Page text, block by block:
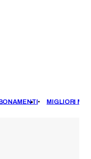
MIGLIORI